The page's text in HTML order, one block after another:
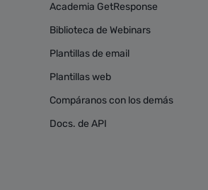
Academia GetResponse
Biblioteca de Webinars
Plantillas de email
Plantillas web
Compáranos con los demás
Docs. de API